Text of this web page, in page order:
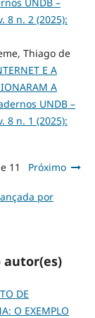
8 n. 2 (2025):
Thiago de
E A
A
UNDB –
8 n. 1 (2025):
11 Próximo
por
autor(es)
DE
O EXEMPLO